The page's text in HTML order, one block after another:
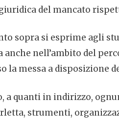
del mancato
sopra si esprime agli
anche nell’ambito del
la messa a disposizione
a quanti in indirizzo,
strumenti,